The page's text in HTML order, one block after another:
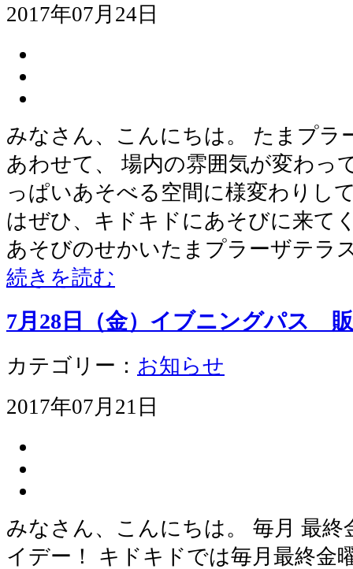
2017年07月24日
みなさん、こんにちは。 たまプラ
あわせて、 場内の雰囲気が変わ
っぱいあそべる空間に様変わりし
はぜひ、キドキドにあそびに来て
あそびのせかいたまプラーザテラ
続きを読む
7月28日（金）イブニングパス
カテゴリー： お知らせ
2017年07月21日
みなさん、こんにちは。 毎月 最
イデー！ キドキドでは毎月最終金